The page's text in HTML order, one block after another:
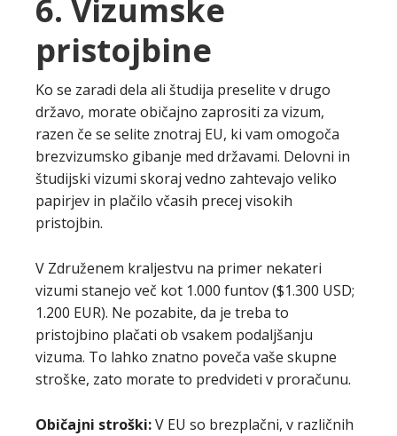
6. Vizumske
pristojbine
Ko se zaradi dela ali študija preselite v drugo
državo, morate običajno zaprositi za vizum,
razen če se selite znotraj EU, ki vam omogoča
brezvizumsko gibanje med državami. Delovni in
študijski vizumi skoraj vedno zahtevajo veliko
papirjev in plačilo včasih precej visokih
pristojbin.
V Združenem kraljestvu na primer nekateri
vizumi stanejo več kot 1.000 funtov ($1.300 USD;
1.200 EUR). Ne pozabite, da je treba to
pristojbino plačati ob vsakem podaljšanju
vizuma. To lahko znatno poveča vaše skupne
stroške, zato morate to predvideti v proračunu.
Običajni stroški:V EU so brezplačni, v različnih